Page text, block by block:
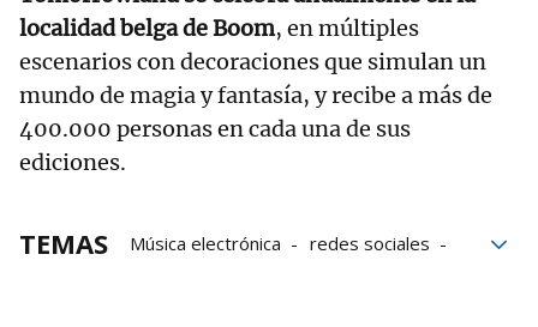
localidad belga de Boom, en múltiples
escenarios con decoraciones que simulan un
mundo de magia y fantasía, y recibe a más de
400.000 personas en cada una de sus
ediciones.
TEMAS Música electrónica
redes sociales